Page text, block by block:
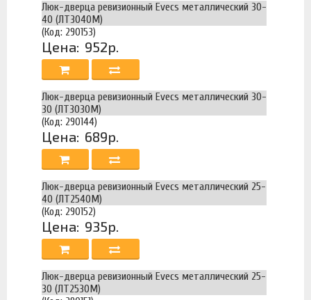
Люк-дверца ревизионный Evecs металлический 30-
40 (ЛТ3040М)
(Код: 290153)
Цена: 952р.
Люк-дверца ревизионный Evecs металлический 30-
30 (ЛТ3030М)
(Код: 290144)
Цена: 689р.
Люк-дверца ревизионный Evecs металлический 25-
40 (ЛТ2540М)
(Код: 290152)
Цена: 935р.
Люк-дверца ревизионный Evecs металлический 25-
30 (ЛТ2530М)